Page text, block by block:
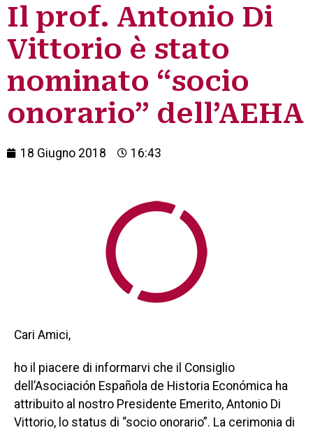
Il prof. Antonio Di
Vittorio è stato
nominato “socio
onorario” dell’AEHA
18 Giugno 2018 16:43
Cari Amici,
ho il piacere di informarvi che il Consiglio
dell’Asociación Española de Historia Económica ha
attribuito al nostro Presidente Emerito, Antonio Di
Vittorio, lo status di “socio onorario”. La cerimonia di